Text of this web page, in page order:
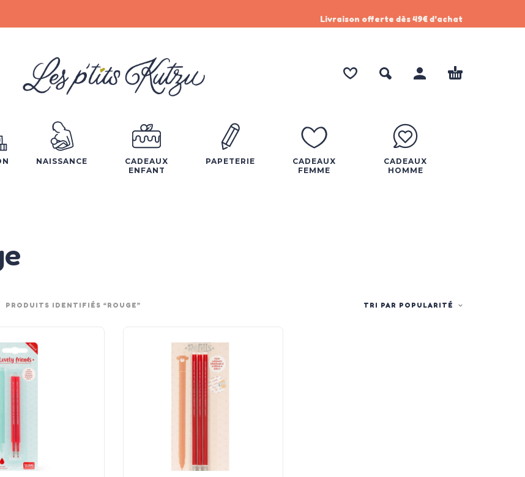
Livraison offerte dès 49€ d'achat
NAISSANCE
CADEAUX
ENFANT
PAPETERIE
CADEAUX
FEMME
CADEAUX
HOMME
PRODUITS IDENTIFIÉS “ROUGE” TRI PAR POPULARITÉ